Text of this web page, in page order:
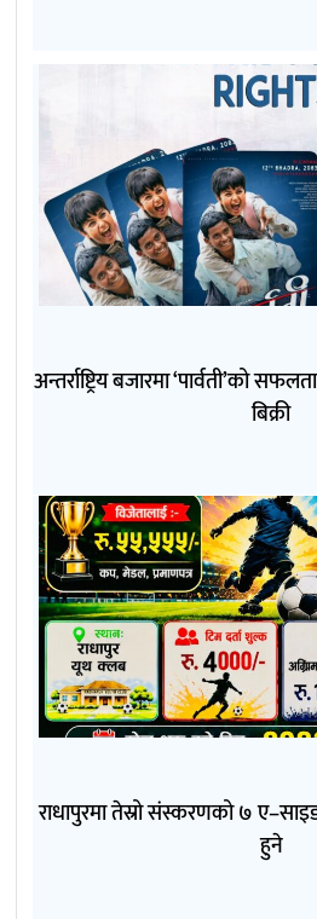
अन्तर्राष्ट्रिय बजारमा ‘पार्वती’को
बिक्री
राधापुरमा तेस्रो संस्करणको ७
हुने